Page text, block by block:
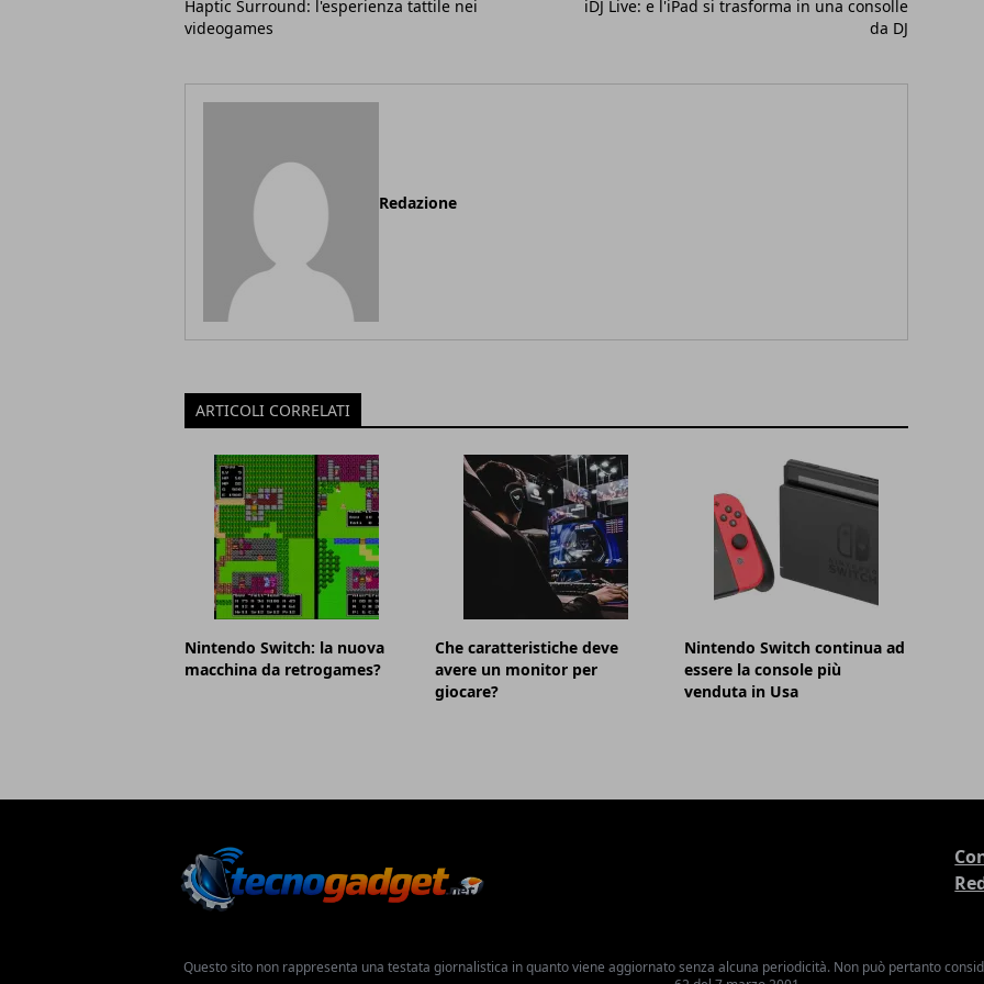
Haptic Surround: l'esperienza tattile nei
videogames
iDJ Live: e l'iPad si trasforma in una consolle
da DJ
Redazione
ARTICOLI CORRELATI
Nintendo Switch: la nuova
macchina da retrogames?
Che caratteristiche deve
avere un monitor per
giocare?
Nintendo Switch continua ad
essere la console più
venduta in Usa
Questo sito non rappresenta una testata giornalistica in quanto viene aggiornato senza alcuna periodicità. Non può pertanto